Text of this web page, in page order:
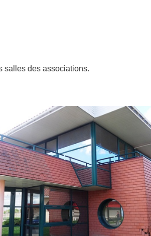
salles des associations.